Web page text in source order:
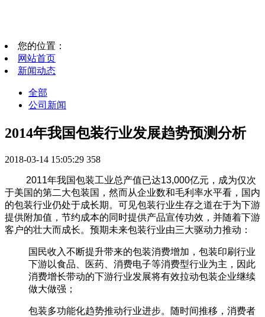
您的位置：
网站首页
新闻动态
全部
公司新闻
2014年我国包装行业发展趋势预测分析
2018-03-14 15:05:29 358
2011年我国包装工业总产值已达13,000亿元，成为仅次
于美国的第二大包装国，然而从企业数和毛利率水平看，国内
的包装行业仍处于成长期。可见包装行业生存之道在于为下游
提供附加值，节约成本的同时提供产品宣传功效，并随着下游
客户的壮大而成长。预期未来包装行业由三大驱动力推动：
国民收入不断提升带来的包装消费增加，包装印刷行业
下游以食品、医药、消费电子等消费型行业为主，因此
消费增长带动的下游行业发展将有效拉动包装企业继续
做大做强；
包装多功能化趋势推动行业进步。随时间推移，消费者